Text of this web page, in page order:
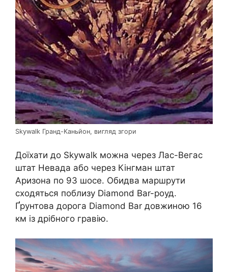
Skywalk Гранд-Каньйон, вигляд згори
Доїхати до Skywalk можна через Лас-Вегас
штат Невада або через Кінгман штат
Аризона по 93 шосе. Обидва маршрути
сходяться поблизу Diamond Bar-роуд.
Ґрунтова дорога Diamond Bar довжиною 16
км із дрібного гравію.